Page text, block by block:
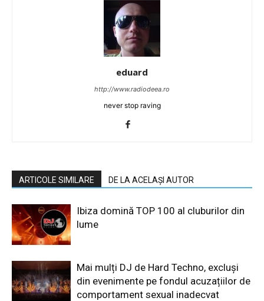
eduard
http://www.radiodeea.ro
never stop raving
ARTICOLE SIMILARE DE LA ACELAȘI AUTOR
Ibiza domină TOP 100 al cluburilor din
lume
Mai mulți DJ de Hard Techno, excluși
din evenimente pe fondul acuzațiilor de
comportament sexual inadecvat